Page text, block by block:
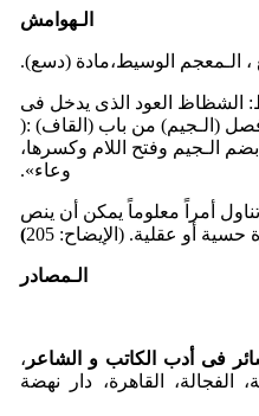
الـهوامش
العود الذی یدخل فی
(الـجیم) من باب (القاف) :(
بضم الـجیم وفتح اللام وکسرها،
وعاء».
أمراً معلوماً یمکن أن ینص
أو عقلیة. (الإیضاح: 205
)
الـمصادر
فی أدب الکاتب و الشاعر ،
القاهرة، دار نهضة